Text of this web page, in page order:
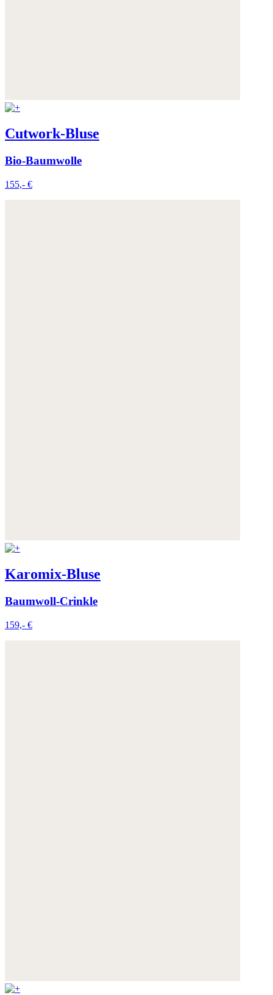
Cutwork-Bluse
Bio-Baumwolle
155,- €
Karomix-Bluse
Baumwoll-Crinkle
159,- €